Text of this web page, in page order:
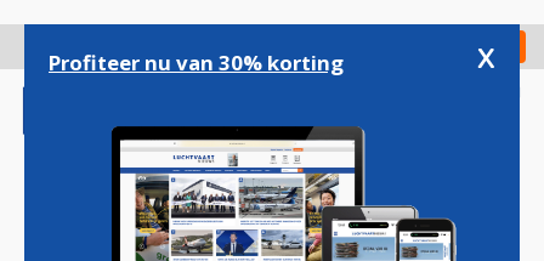
gaan
Check in
Profiteer nu van 30% korting x